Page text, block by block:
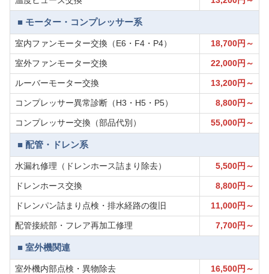
■ モーター・コンプレッサー系
室内ファンモーター交換（E6・F4・P4） 18,700円～
室外ファンモーター交換 22,000円～
ルーバーモーター交換 13,200円～
コンプレッサー異常診断（H3・H5・P5） 8,800円～
コンプレッサー交換（部品代別） 55,000円～
■ 配管・ドレン系
水漏れ修理（ドレンホース詰まり除去） 5,500円～
ドレンホース交換 8,800円～
ドレンパン詰まり点検・排水経路の復旧 11,000円～
配管接続部・フレア再加工修理 7,700円～
■ 室外機関連
室外機内部点検・異物除去 16,500円～